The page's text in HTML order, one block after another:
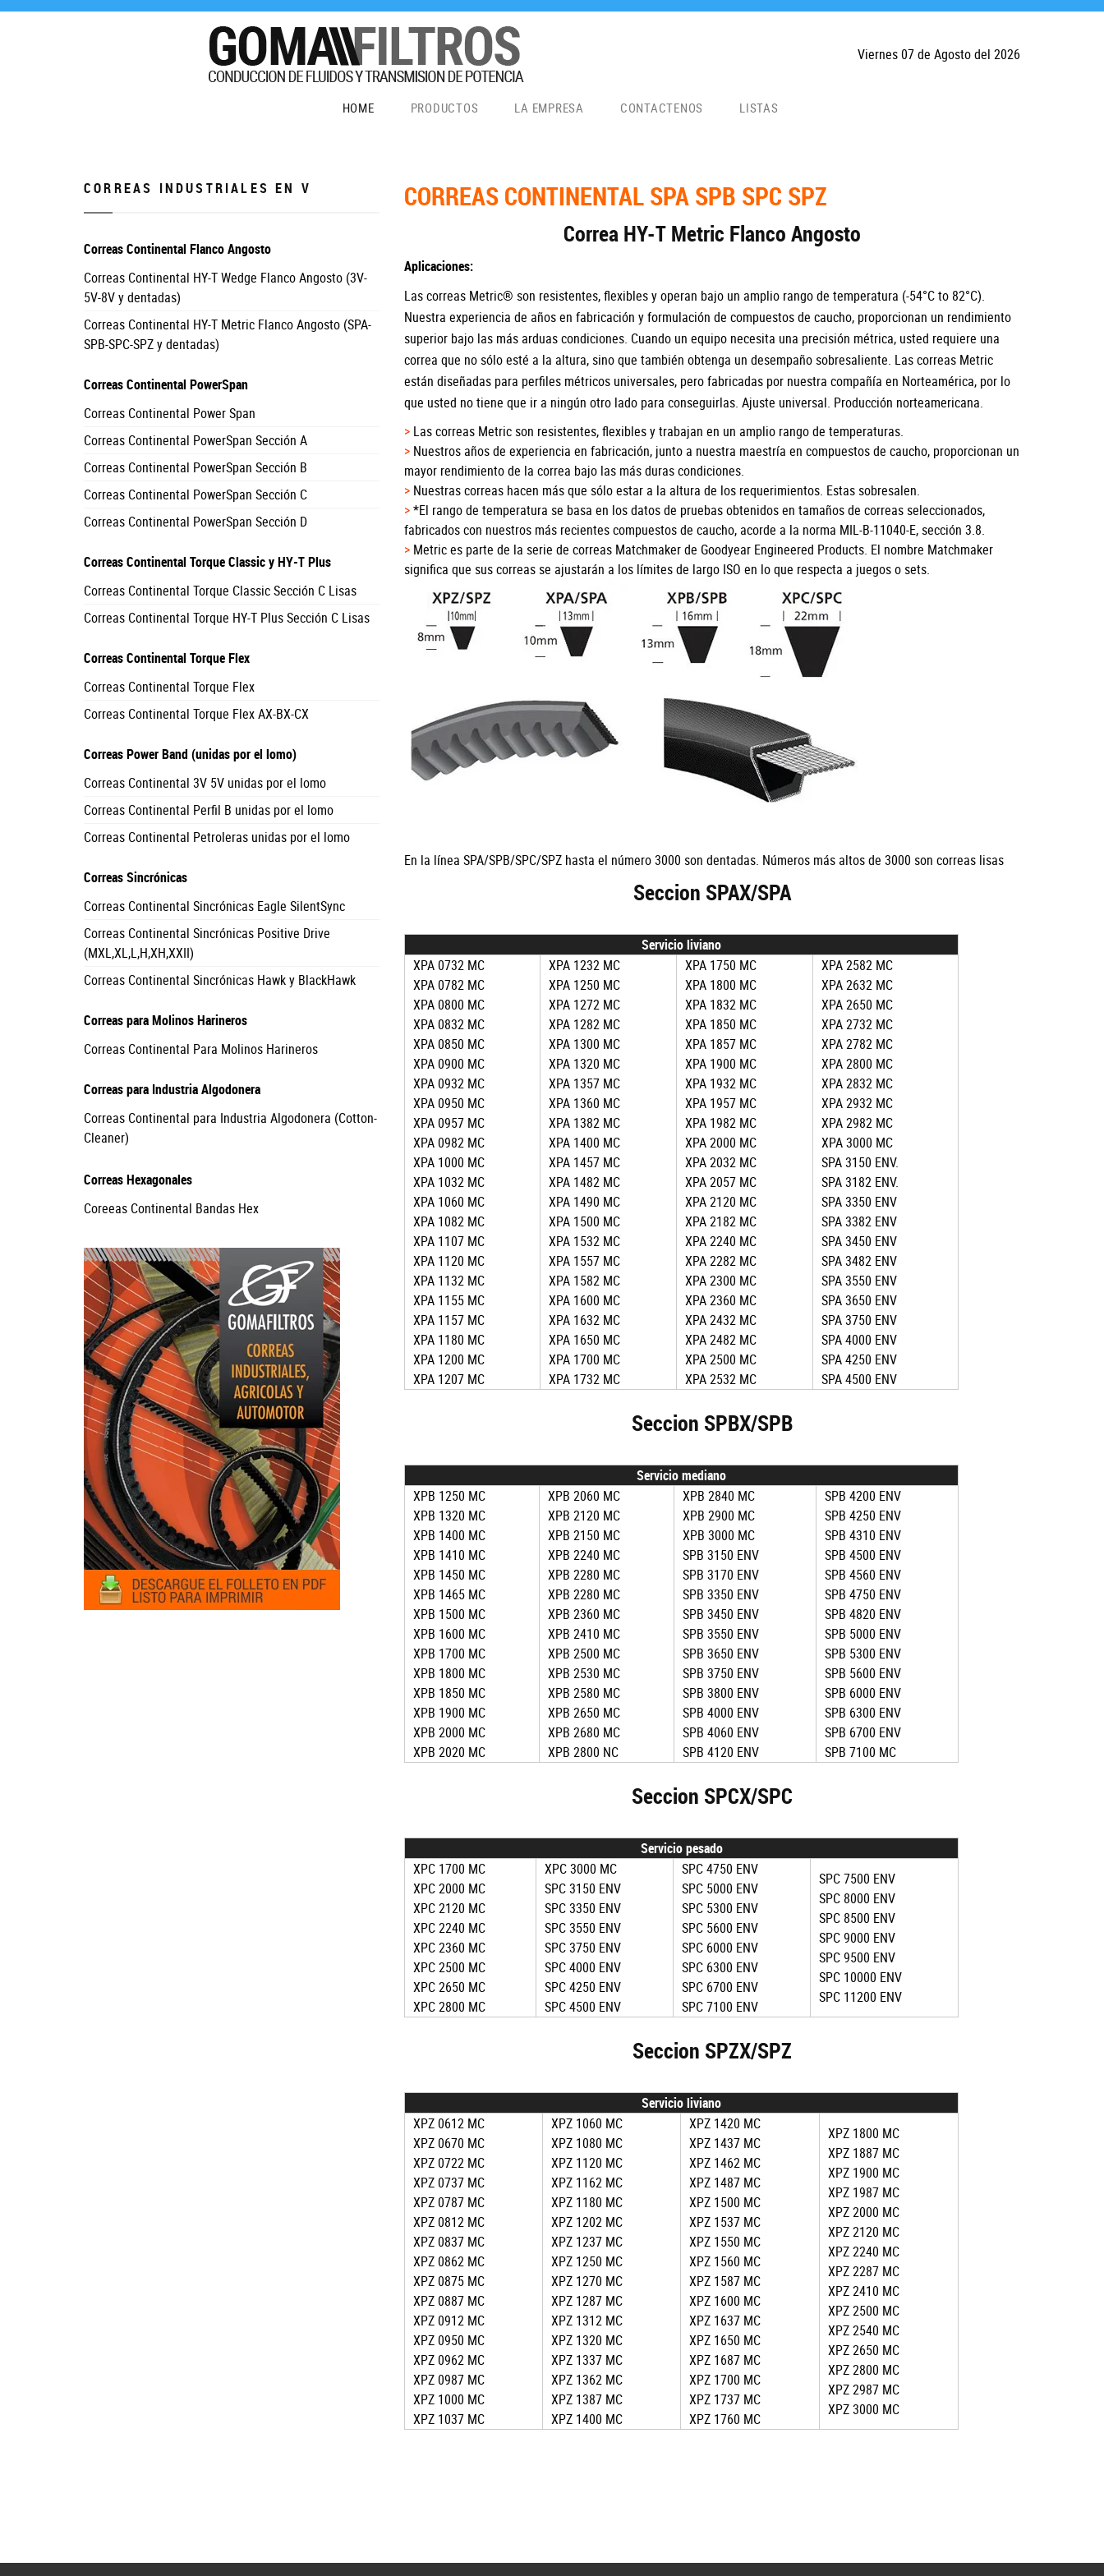
Viernes 07 de Agosto del 2026
HOME PRODUCTOS LA EMPRESA CONTACTENOS LISTAS
CORREAS CONTINENTAL SPA SPB SPC SPZ
Correa HY-T Metric Flanco Angosto
Aplicaciones:
Las correas Metric® son resistentes, flexibles y operan bajo un amplio rango de temperatura (-54°C to 82°C).
Nuestra experiencia de años en fabricación y formulación de compuestos de caucho, proporcionan un rendimiento
superior bajo las más arduas condiciones. Cuando un equipo necesita una precisión métrica, usted requiere una
correa que no sólo esté a la altura, sino que también obtenga un desempaño sobresaliente. Las correas Metric
están diseñadas para perfiles métricos universales, pero fabricadas por nuestra compañía en Norteamérica, por lo
que usted no tiene que ir a ningún otro lado para conseguirlas. Ajuste universal. Producción norteamericana.
Las correas Metric son resistentes, flexibles y trabajan en un amplio rango de temperaturas.
Nuestros años de experiencia en fabricación, junto a nuestra maestría en compuestos de caucho, proporcionan un
mayor rendimiento de la correa bajo las más duras condiciones.
Nuestras correas hacen más que sólo estar a la altura de los requerimientos. Estas sobresalen.
*El rango de temperatura se basa en los datos de pruebas obtenidos en tamaños de correas seleccionados,
fabricados con nuestros más recientes compuestos de caucho, acorde a la norma MIL-B-11040-E, sección 3.8.
Metric es parte de la serie de correas Matchmaker de Goodyear Engineered Products. El nombre Matchmaker
significa que sus correas se ajustarán a los límites de largo ISO en lo que respecta a juegos o sets.
En la línea SPA/SPB/SPC/SPZ hasta el número 3000 son dentadas. Números más altos de 3000 son correas lisas
Seccion SPAX/SPA
Servicio liviano
XPA 0732 MC
XPA 0782 MC
XPA 0800 MC
XPA 0832 MC
XPA 0850 MC
XPA 0900 MC
XPA 0932 MC
XPA 0950 MC
XPA 0957 MC
XPA 0982 MC
XPA 1000 MC
XPA 1032 MC
XPA 1060 MC
XPA 1082 MC
XPA 1107 MC
XPA 1120 MC
XPA 1132 MC
XPA 1155 MC
XPA 1157 MC
XPA 1180 MC
XPA 1200 MC
XPA 1207 MC
XPA 1232 MC
XPA 1250 MC
XPA 1272 MC
XPA 1282 MC
XPA 1300 MC
XPA 1320 MC
XPA 1357 MC
XPA 1360 MC
XPA 1382 MC
XPA 1400 MC
XPA 1457 MC
XPA 1482 MC
XPA 1490 MC
XPA 1500 MC
XPA 1532 MC
XPA 1557 MC
XPA 1582 MC
XPA 1600 MC
XPA 1632 MC
XPA 1650 MC
XPA 1700 MC
XPA 1732 MC
XPA 1750 MC
XPA 1800 MC
XPA 1832 MC
XPA 1850 MC
XPA 1857 MC
XPA 1900 MC
XPA 1932 MC
XPA 1957 MC
XPA 1982 MC
XPA 2000 MC
XPA 2032 MC
XPA 2057 MC
XPA 2120 MC
XPA 2182 MC
XPA 2240 MC
XPA 2282 MC
XPA 2300 MC
XPA 2360 MC
XPA 2432 MC
XPA 2482 MC
XPA 2500 MC
XPA 2532 MC
XPA 2582 MC
XPA 2632 MC
XPA 2650 MC
XPA 2732 MC
XPA 2782 MC
XPA 2800 MC
XPA 2832 MC
XPA 2932 MC
XPA 2982 MC
XPA 3000 MC
SPA 3150 ENV.
SPA 3182 ENV.
SPA 3350 ENV
SPA 3382 ENV
SPA 3450 ENV
SPA 3482 ENV
SPA 3550 ENV
SPA 3650 ENV
SPA 3750 ENV
SPA 4000 ENV
SPA 4250 ENV
SPA 4500 ENV
Seccion SPBX/SPB
Servicio mediano
XPB 1250 MC
XPB 1320 MC
XPB 1400 MC
XPB 1410 MC
XPB 1450 MC
XPB 1465 MC
XPB 1500 MC
XPB 1600 MC
XPB 1700 MC
XPB 1800 MC
XPB 1850 MC
XPB 1900 MC
XPB 2000 MC
XPB 2020 MC
XPB 2060 MC
XPB 2120 MC
XPB 2150 MC
XPB 2240 MC
XPB 2280 MC
XPB 2280 MC
XPB 2360 MC
XPB 2410 MC
XPB 2500 MC
XPB 2530 MC
XPB 2580 MC
XPB 2650 MC
XPB 2680 MC
XPB 2800 NC
XPB 2840 MC
XPB 2900 MC
XPB 3000 MC
SPB 3150 ENV
SPB 3170 ENV
SPB 3350 ENV
SPB 3450 ENV
SPB 3550 ENV
SPB 3650 ENV
SPB 3750 ENV
SPB 3800 ENV
SPB 4000 ENV
SPB 4060 ENV
SPB 4120 ENV
SPB 4200 ENV
SPB 4250 ENV
SPB 4310 ENV
SPB 4500 ENV
SPB 4560 ENV
SPB 4750 ENV
SPB 4820 ENV
SPB 5000 ENV
SPB 5300 ENV
SPB 5600 ENV
SPB 6000 ENV
SPB 6300 ENV
SPB 6700 ENV
SPB 7100 MC
Seccion SPCX/SPC
Servicio pesado
XPC 1700 MC
XPC 2000 MC
XPC 2120 MC
XPC 2240 MC
XPC 2360 MC
XPC 2500 MC
XPC 2650 MC
XPC 2800 MC
XPC 3000 MC
SPC 3150 ENV
SPC 3350 ENV
SPC 3550 ENV
SPC 3750 ENV
SPC 4000 ENV
SPC 4250 ENV
SPC 4500 ENV
SPC 4750 ENV
SPC 5000 ENV
SPC 5300 ENV
SPC 5600 ENV
SPC 6000 ENV
SPC 6300 ENV
SPC 6700 ENV
SPC 7100 ENV
SPC 7500 ENV
SPC 8000 ENV
SPC 8500 ENV
SPC 9000 ENV
SPC 9500 ENV
SPC 10000 ENV
SPC 11200 ENV
Seccion SPZX/SPZ
Servicio liviano
XPZ 0612 MC
XPZ 0670 MC
XPZ 0722 MC
XPZ 0737 MC
XPZ 0787 MC
XPZ 0812 MC
XPZ 0837 MC
XPZ 0862 MC
XPZ 0875 MC
XPZ 0887 MC
XPZ 0912 MC
XPZ 0950 MC
XPZ 0962 MC
XPZ 0987 MC
XPZ 1000 MC
XPZ 1037 MC
XPZ 1060 MC
XPZ 1080 MC
XPZ 1120 MC
XPZ 1162 MC
XPZ 1180 MC
XPZ 1202 MC
XPZ 1237 MC
XPZ 1250 MC
XPZ 1270 MC
XPZ 1287 MC
XPZ 1312 MC
XPZ 1320 MC
XPZ 1337 MC
XPZ 1362 MC
XPZ 1387 MC
XPZ 1400 MC
XPZ 1420 MC
XPZ 1437 MC
XPZ 1462 MC
XPZ 1487 MC
XPZ 1500 MC
XPZ 1537 MC
XPZ 1550 MC
XPZ 1560 MC
XPZ 1587 MC
XPZ 1600 MC
XPZ 1637 MC
XPZ 1650 MC
XPZ 1687 MC
XPZ 1700 MC
XPZ 1737 MC
XPZ 1760 MC
XPZ 1800 MC
XPZ 1887 MC
XPZ 1900 MC
XPZ 1987 MC
XPZ 2000 MC
XPZ 2120 MC
XPZ 2240 MC
XPZ 2287 MC
XPZ 2410 MC
XPZ 2500 MC
XPZ 2540 MC
XPZ 2650 MC
XPZ 2800 MC
XPZ 2987 MC
XPZ 3000 MC
CORREAS INDUSTRIALES EN V
Correas Continental Flanco Angosto
Correas Continental HY-T Wedge Flanco Angosto (3V-
5V-8V y dentadas)
Correas Continental HY-T Metric Flanco Angosto (SPA-
SPB-SPC-SPZ y dentadas)
Correas Continental PowerSpan
Correas Continental Power Span
Correas Continental PowerSpan Sección A
Correas Continental PowerSpan Sección B
Correas Continental PowerSpan Sección C
Correas Continental PowerSpan Sección D
Correas Continental Torque Classic y HY-T Plus
Correas Continental Torque Classic Sección C Lisas
Correas Continental Torque HY-T Plus Sección C Lisas
Correas Continental Torque Flex
Correas Continental Torque Flex
Correas Continental Torque Flex AX-BX-CX
Correas Power Band (unidas por el lomo)
Correas Continental 3V 5V unidas por el lomo
Correas Continental Perfil B unidas por el lomo
Correas Continental Petroleras unidas por el lomo
Correas Sincrónicas
Correas Continental Sincrónicas Eagle SilentSync
Correas Continental Sincrónicas Positive Drive
(MXL,XL,L,H,XH,XXII)
Correas Continental Sincrónicas Hawk y BlackHawk
Correas para Molinos Harineros
Correas Continental Para Molinos Harineros
Correas para Industria Algodonera
Correas Continental para Industria Algodonera (Cotton-
Cleaner)
Correas Hexagonales
Coreeas Continental Bandas Hex